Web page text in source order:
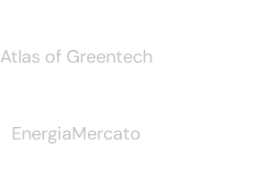
Atlas of Greentech
EnergiaMercato